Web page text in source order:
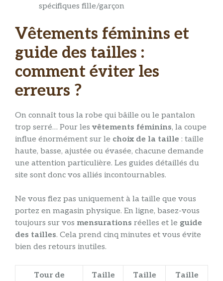
spécifiques fille/garçon
Vêtements féminins et
guide des tailles :
comment éviter les
erreurs ?
On connaît tous la robe qui bâille ou le pantalon
trop serré… Pour les vêtements féminins, la coupe
influe énormément sur le choix de la taille : taille
haute, basse, ajustée ou évasée, chacune demande
une attention particulière. Les guides détaillés du
site sont donc vos alliés incontournables.
Ne vous fiez pas uniquement à la taille que vous
portez en magasin physique. En ligne, basez-vous
toujours sur vos mensurations réelles et le guide
des tailles. Cela prend cinq minutes et vous évite
bien des retours inutiles.
Tour de
Taille
Taille
Taille